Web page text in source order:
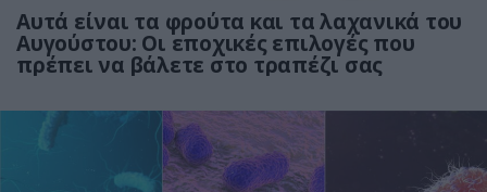
Αυτά είναι τα φρούτα και τα λαχανικά του
Αυγούστου: Οι εποχικές επιλογές που
πρέπει να βάλετε στο τραπέζι σας